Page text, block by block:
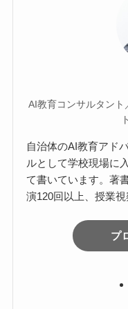
AI教育コンサルタント
自治体のAI教育アド
ルとして学校現場に
て書いています。著
演120回以上、授業視
プ